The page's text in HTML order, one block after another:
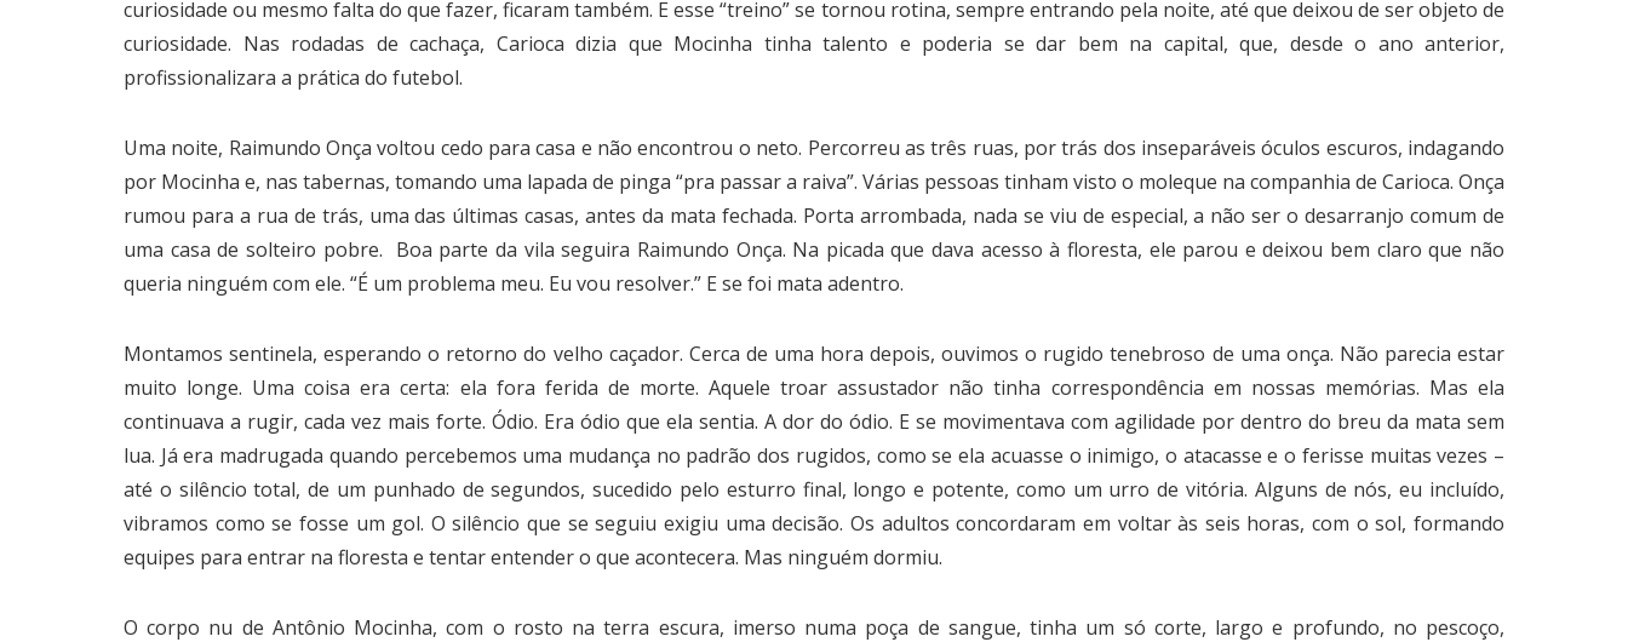
curiosidade ou mesmo falta do que fazer, ficaram também. E esse “treino” se tornou rotina, sempre entrando pela noite, até que deixou de ser objeto de
curiosidade. Nas rodadas de cachaça, Carioca dizia que Mocinha tinha talento e poderia se dar bem na capital, que, desde o ano anterior,
profissionalizara a prática do futebol.
Uma noite, Raimundo Onça voltou cedo para casa e não encontrou o neto. Percorreu as três ruas, por trás dos inseparáveis óculos escuros, indagando
por Mocinha e, nas tabernas, tomando uma lapada de pinga “pra passar a raiva”. Várias pessoas tinham visto o moleque na companhia de Carioca. Onça
rumou para a rua de trás, uma das últimas casas, antes da mata fechada. Porta arrombada, nada se viu de especial, a não ser o desarranjo comum de
uma casa de solteiro pobre. Boa parte da vila seguira Raimundo Onça. Na picada que dava acesso à floresta, ele parou e deixou bem claro que não
queria ninguém com ele. “É um problema meu. Eu vou resolver.” E se foi mata adentro.
Montamos sentinela, esperando o retorno do velho caçador. Cerca de uma hora depois, ouvimos o rugido tenebroso de uma onça. Não parecia estar
muito longe. Uma coisa era certa: ela fora ferida de morte. Aquele troar assustador não tinha correspondência em nossas memórias. Mas ela
continuava a rugir, cada vez mais forte. Ódio. Era ódio que ela sentia. A dor do ódio. E se movimentava com agilidade por dentro do breu da mata sem
lua. Já era madrugada quando percebemos uma mudança no padrão dos rugidos, como se ela acuasse o inimigo, o atacasse e o ferisse muitas vezes –
até o silêncio total, de um punhado de segundos, sucedido pelo esturro final, longo e potente, como um urro de vitória. Alguns de nós, eu incluído,
vibramos como se fosse um gol. O silêncio que se seguiu exigiu uma decisão. Os adultos concordaram em voltar às seis horas, com o sol, formando
equipes para entrar na floresta e tentar entender o que acontecera. Mas ninguém dormiu.
O corpo nu de Antônio Mocinha, com o rosto na terra escura, imerso numa poça de sangue, tinha um só corte, largo e profundo, no pescoço,